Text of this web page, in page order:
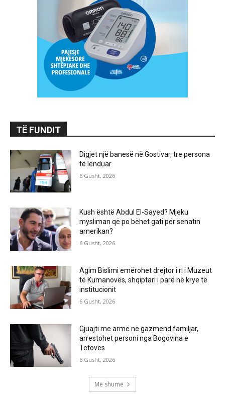
TË FUNDIT
Digjet një banesë në Gostivar, tre persona
të lënduar
6 Gusht, 2026
Kush është Abdul El-Sayed? Mjeku
mysliman që po bëhet gati për senatin
amerikan?
6 Gusht, 2026
Agim Bislimi emërohet drejtor i ri i Muzeut
të Kumanovës, shqiptari i parë në krye të
institucionit
6 Gusht, 2026
Gjuajti me armë në gazmend familjar,
arrestohet personi nga Bogovina e
Tetovës
6 Gusht, 2026
Më shumë